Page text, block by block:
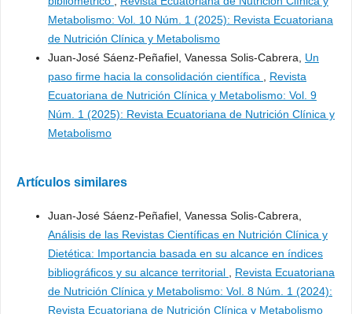
Metabolismo: Vol. 10 Núm. 1 (2025): Revista Ecuatoriana
de Nutrición Clínica y Metabolismo
Juan-José Sáenz-Peñafiel, Vanessa Solis-Cabrera, Un
paso firme hacia la consolidación científica , Revista
Ecuatoriana de Nutrición Clínica y Metabolismo: Vol. 9
Núm. 1 (2025): Revista Ecuatoriana de Nutrición Clínica y
Metabolismo
Artículos similares
Juan-José Sáenz-Peñafiel, Vanessa Solis-Cabrera,
Análisis de las Revistas Científicas en Nutrición Clínica y
Dietética: Importancia basada en su alcance en índices
bibliográficos y su alcance territorial , Revista Ecuatoriana
de Nutrición Clínica y Metabolismo: Vol. 8 Núm. 1 (2024):
Revista Ecuatoriana de Nutrición Clínica y Metabolismo